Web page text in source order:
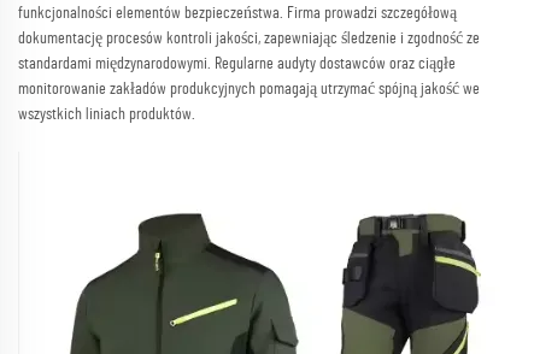
funkcjonalności elementów bezpieczeństwa. Firma prowadzi szczegółową
dokumentację procesów kontroli jakości, zapewniając śledzenie i zgodność ze
standardami międzynarodowymi. Regularne audyty dostawców oraz ciągłe
monitorowanie zakładów produkcyjnych pomagają utrzymać spójną jakość we
wszystkich liniach produktów.